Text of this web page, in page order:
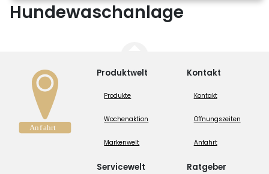
Hundewaschanlage
Produktwelt
Produkte
Wochenaktion
Markenwelt
Servicewelt
Kontakt
Kontakt
Öffnungszeiten
Anfahrt
Ratgeber